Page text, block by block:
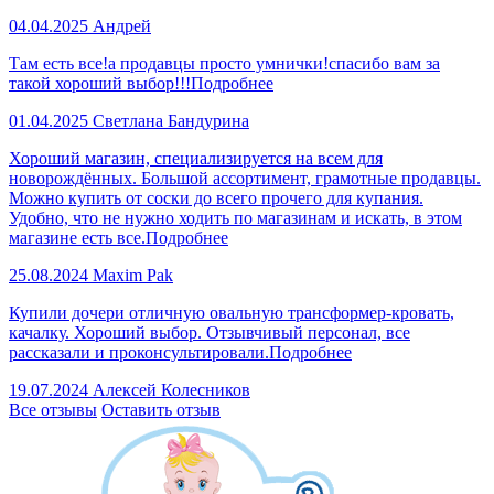
04.04.2025 Андрей
Там есть все!а продавцы просто умнички!спасибо вам за
такой хороший выбор!!!Подробнее
01.04.2025 Светлана Бандурина
Хороший магазин, специализируется на всем для
новорождённых. Большой ассортимент, грамотные продавцы.
Можно купить от соски до всего прочего для купания.
Удобно, что не нужно ходить по магазинам и искать, в этом
магазине есть все.Подробнее
25.08.2024 Maxim Pak
Купили дочери отличную овальную трансформер-кровать,
качалку. Хороший выбор. Отзывчивый персонал, все
рассказали и проконсультировали.Подробнее
19.07.2024 Алексей Колесников
Все отзывы Оставить отзыв